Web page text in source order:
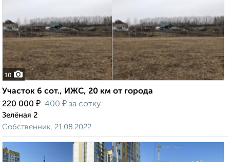
10
Участок 6 сот., ИЖС, 20 км от города
220 000 ₽ 400 ₽ за сотку
Зелёная 2
Собственник, 21.08.2022